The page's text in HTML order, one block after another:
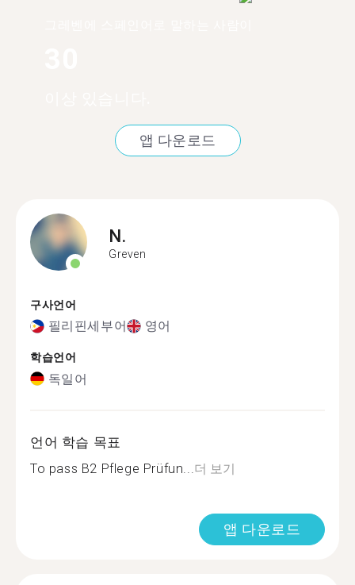
앱 다운로드
N.
Greven
구사언어
필리핀세부어 영어
학습언어
독일어
언어 학습 목표
To pass B2 Pflege Prüfun... 더 보기
앱 다운로드